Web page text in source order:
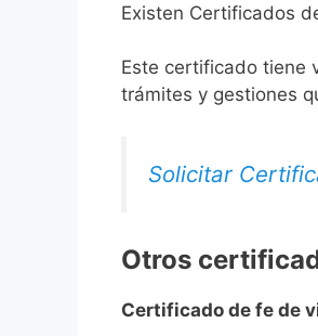
Existen Certificados
Este certificado tiene
trámites y gestiones
Solicitar
Otros
Certificado de fe de